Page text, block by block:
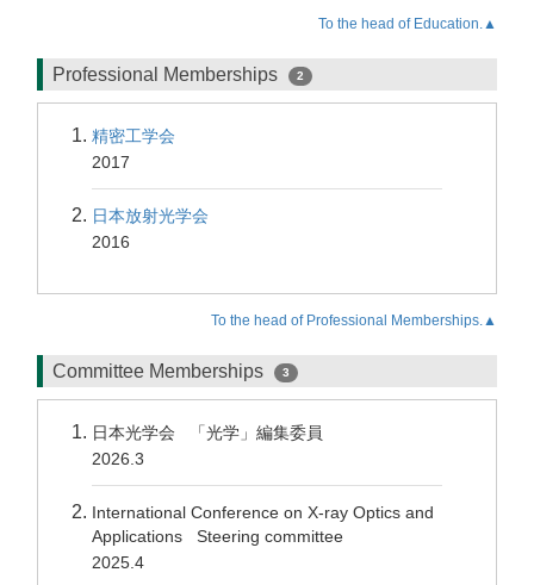
To the head of Education.▲
Professional Memberships 2
精密工学会
2017
日本放射光学会
2016
To the head of Professional Memberships.▲
Committee Memberships 3
日本光学会 「光学」編集委員
2026.3
International Conference on X-ray Optics and
Applications Steering committee
2025.4